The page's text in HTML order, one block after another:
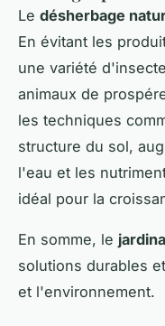
Le désherbage
En évitant les
une variété
animaux de
les techniques
structure du sol,
l'eau et les
idéal pour la
En somme, le
solutions durables
et l'environnement.